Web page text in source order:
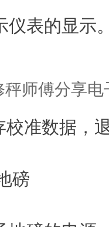
表的显示
准数据，
磅